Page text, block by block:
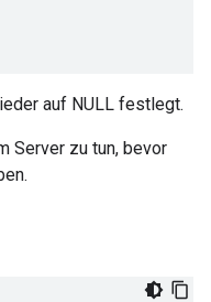
auf NULL festlegt.
Server zu tun, bevor